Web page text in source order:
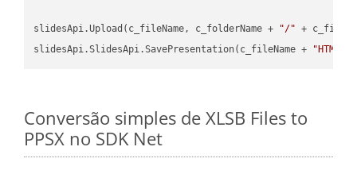
slidesApi.Upload(c_fileName, c_folderName + "/" +
slidesApi.SlidesApi.SavePresentation(c_fileName +
"HTML"
Conversão simples de XLSB Files to
PPSX no SDK Net